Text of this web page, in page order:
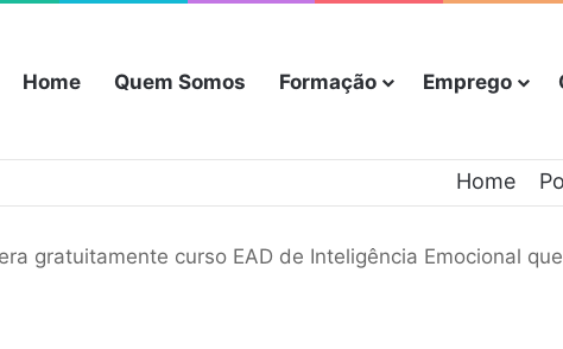
Home Quem Somos Formação Emprego
Home
gratuitamente curso EAD de Inteligência Emocional